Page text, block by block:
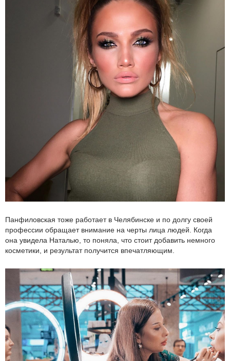
Панфиловская тоже работает в Челябинске и по долгу своей
профессии обращает внимание на черты лица людей. Когда
она увидела Наталью, то поняла, что стоит добавить немного
косметики, и результат получится впечатляющим.